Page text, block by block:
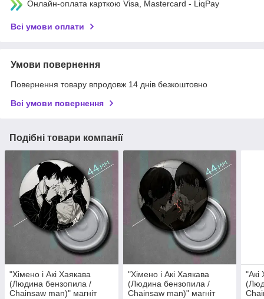
Онлайн-оплата карткою Visa, Mastercard - LiqPay
Всі умови оплати
Умови повернення
Повернення товару впродовж 14 днів безкоштовно
Всі умови повернення
Подібні товари компанії
"Хімено і Акі Хаякава
(Людина бензопила /
Chainsaw man)" магніт
"Хімено і Акі Хаякава
(Людина бензопила /
Chainsaw man)" магніт
"Акі